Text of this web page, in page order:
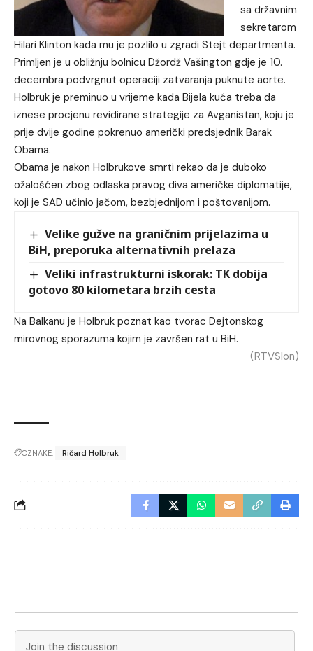
sa državnim
sekretarom
Hilari Klinton kada mu je pozlilo u zgradi Stejt departmenta.
Primljen je u obližnju bolnicu Džordž Vašington gdje je 10.
decembra podvrgnut operaciji zatvaranja puknute aorte.
Holbruk je preminuo u vrijeme kada Bijela kuća treba da
iznese procjenu revidirane strategije za Avganistan, koju je
prije dvije godine pokrenuo američki predsjednik Barak
Obama.
Obama je nakon Holbrukove smrti rekao da je duboko
ožalošćen zbog odlaska pravog diva američke diplomatije,
koji je SAD učinio jačom, bezbjednijom i poštovanijom.
Velike gužve na graničnim prijelazima u
BiH, preporuka alternativnih prelaza
Veliki infrastrukturni iskorak: TK dobija
gotovo 80 kilometara brzih cesta
Na Balkanu je Holbruk poznat kao tvorac Dejtonskog
mirovnog sporazuma kojim je završen rat u BiH.
(RTVSlon)
OZNAKE: Ričard Holbruk